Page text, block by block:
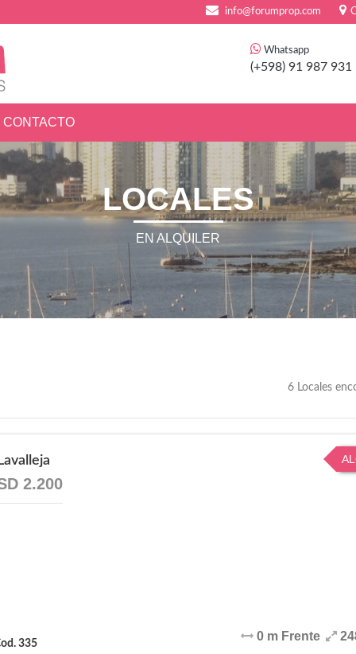
info@forumprop.com
Whatsapp
(+598) 91 987 931
CONTACTO
LOCALES
EN ALQUILER
6 Locales
2.200
335
0 m Frente